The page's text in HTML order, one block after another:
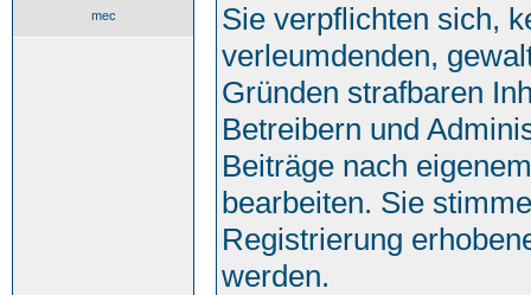
mec
Sie verpflichten sich,
verleumdenden,
Gründen strafbaren
Betreibern und
Beiträge nach
bearbeiten. Sie
Registrierung
werden.